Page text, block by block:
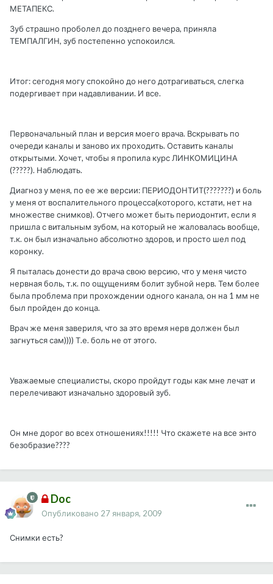
МЕТАПЕКС.
Зуб страшно проболел до позднего вечера, приняла
ТЕМПАЛГИН, зуб постепенно успокоился.
Итог: сегодня могу спокойно до него дотрагиваться, слегка
подергивает при надавливании. И все.
Первоначальный план и версия моего врача. Вскрывать по
очереди каналы и заново их проходить. Оставить каналы
открытыми. Хочет, чтобы я пропила курс ЛИНКОМИЦИНА
(?????). Наблюдать.
Диагноз у меня, по ее же версии: ПЕРИОДОНТИТ(???????) и боль
у меня от воспалительного процесса(которого, кстати, нет на
множестве снимков). Отчего может быть периодонтит, если я
пришла с витальным зубом, на который не жаловалась вообще,
т.к. он был изначально абсолютно здоров, и просто шел под
коронку.
Я пыталась донести до врача свою версию, что у меня чисто
нервная боль, т.к. по ощущениям болит зубной нерв. Тем более
была проблема при прохождении одного канала, он на 1 мм не
был пройден до конца.
Врач же меня завериля, что за это время нерв должен был
загнуться сам)))) Т.е. боль не от этого.
Уважаемые специалисты, скоро пройдут годы как мне лечат и
перелечивают изначально здоровый зуб.
Он мне дорог во всех отношениях!!!!! Что скажете на все энто
безобразие????
Doc
Опубликовано 27 января, 2009
Снимки есть?